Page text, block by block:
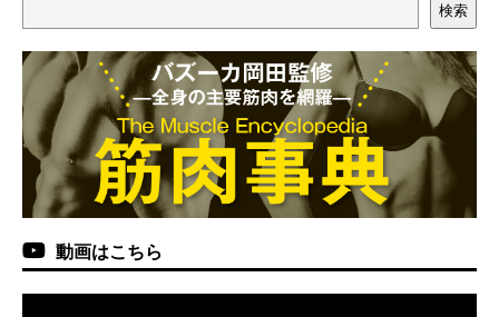
検索
動画はこちら